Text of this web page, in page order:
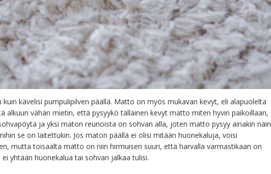
kävelisi pumpulipilven päällä. Matto on myös mukavan kevyt, eli alapuolelta
alkuun vähän mietin, että pysyykö tällainen kevyt matto miten hyvin paikoillaan,
ja yksi maton reunoista on sohvan alla, joten matto pysyy ainakin näin
se on laitettukin. Jos maton päällä ei olisi mitään huonekaluja, voisi
mutta toisaalta matto on niin hirmuisen suuri, että harvalla varmastikaan on
yhtään huonekalua tai sohvan jalkaa tulisi.